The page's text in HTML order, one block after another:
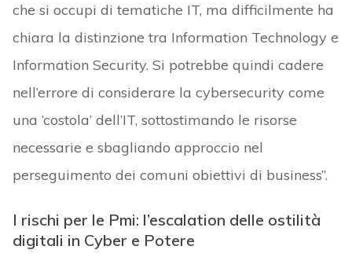
che si occupi di tematiche IT, ma difficilmente ha
chiara la distinzione tra Information Technology e
Information Security. Si potrebbe quindi cadere
nell’errore di considerare la cybersecurity come
una ‘costola’ dell’IT, sottostimando le risorse
necessarie e sbagliando approccio nel
perseguimento dei comuni obiettivi di business”.
I rischi per le Pmi: l’escalation delle ostilità
digitali in Cyber e Potere